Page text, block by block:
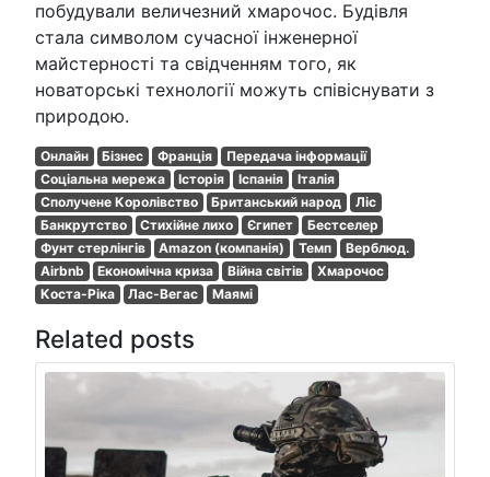
побудували величезний хмарочос. Будівля
стала символом сучасної інженерної
майстерності та свідченням того, як
новаторські технології можуть співіснувати з
природою.
Онлайн Бізнес Франція
Передача інформації
Соціальна мережа
Історія Іспанія
Італія
Сполучене Королівство
Британський народ
Ліс
Банкрутство
Стихійне лихо Єгипет
Бестселер
Фунт стерлінгів
Amazon (компанія) Темп
Верблюд.
Airbnb
Економічна криза Війна світів
Хмарочос
Коста-Ріка
Лас-Вегас Маямі
Related posts